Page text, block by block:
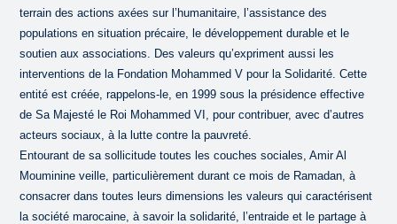
terrain des actions axées sur l’humanitaire, l’assistance des
populations en situation précaire, le développement durable et le
soutien aux associations. Des valeurs qu’expriment aussi les
interventions de la Fondation Mohammed V pour la Solidarité. Cette
entité est créée, rappelons-le, en 1999 sous la présidence effective
de Sa Majesté le Roi Mohammed VI, pour contribuer, avec d’autres
acteurs sociaux, à la lutte contre la pauvreté.
Entourant de sa sollicitude toutes les couches sociales, Amir Al
Mouminine veille, particulièrement durant ce mois de Ramadan, à
consacrer dans toutes leurs dimensions les valeurs qui caractérisent
la société marocaine, à savoir la solidarité, l’entraide et le partage à